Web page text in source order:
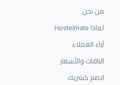
من نحن
لماذا Hostelmate
آراء العملاء
الباقات والأسعار
انضم كشريك